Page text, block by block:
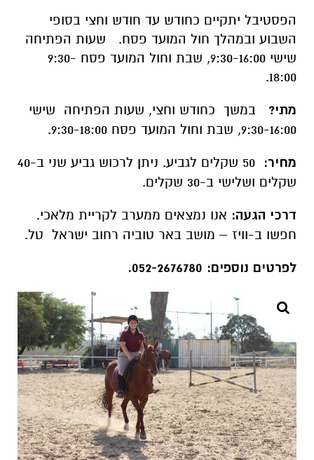
הפסטיבל יתקיים כחודש עד חודש וחצי בסופי
השבוע ובמהלך חול המועד פסח. שעות הפתיחה
שישי 9:30-16:00, שבת וחול המועד פסח 9:30-
18:00.
מתי?
במשך כחודש וחצי, שעות הפתיחה שישי
9:30-16:00, שבת וחול המועד פסח 9:30-18:00.
מחיר:
50 שקלים לגביע. ניתן לרכוש גביע שני ב-40
שקלים ושלישי ב-30 שקלים.
דרכי הגעה: אנו נמצאים ממערב לקריית מלאכי.
חפשו ב-וויז – מושב באר טוביה רחוב ישראל טל.
לפרטים נוספים: 052-2676780.